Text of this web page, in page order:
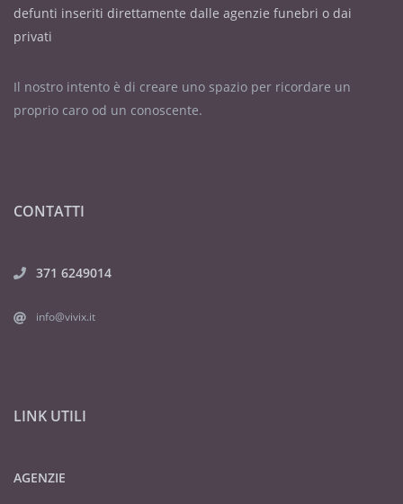
defunti inseriti direttamente dalle agenzie funebri o dai
privati
Il nostro intento è di creare uno spazio per ricordare un
proprio caro od un conoscente.
CONTATTI
371 6249014
info@vivix.it
LINK UTILI
AGENZIE